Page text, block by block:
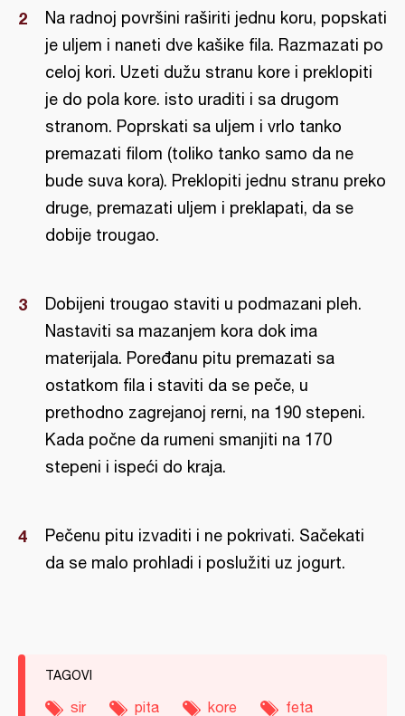
Na radnoj površini raširiti jednu koru, popskati
je uljem i naneti dve kašike fila. Razmazati po
celoj kori. Uzeti dužu stranu kore i preklopiti
je do pola kore. isto uraditi i sa drugom
stranom. Poprskati sa uljem i vrlo tanko
premazati filom (toliko tanko samo da ne
bude suva kora). Preklopiti jednu stranu preko
druge, premazati uljem i preklapati, da se
dobije trougao.
Dobijeni trougao staviti u podmazani pleh.
Nastaviti sa mazanjem kora dok ima
materijala. Poređanu pitu premazati sa
ostatkom fila i staviti da se peče, u
prethodno zagrejanoj rerni, na 190 stepeni.
Kada počne da rumeni smanjiti na 170
stepeni i ispeći do kraja.
Pečenu pitu izvaditi i ne pokrivati. Sačekati
da se malo prohladi i poslužiti uz jogurt.
TAGOVI
sir pita kore
feta